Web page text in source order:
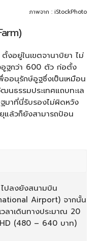
ภาพจาก : iStockPhoto
งอยู่ในเขตจานาบิยา ไม่
อูฐกว่า 600 ตัว ก่อตั้ง
ออนุรักษ์อูฐซึ่งเป็นเหมือน
ธรรมประเทศแถบทะเล
ฐมาที่นี่รับรองไม่ผิดหวัง
แล้วก็ยังสามารถป้อน
ปลงยังสนามบิน
Airport) จากนั้น
ลาเดินทางประมาณ 20
(480 – 640 บาท)